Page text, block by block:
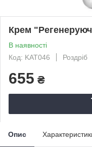
Крем
В наявності
Код: KAT046
Роздріб
655 ₴
Опис